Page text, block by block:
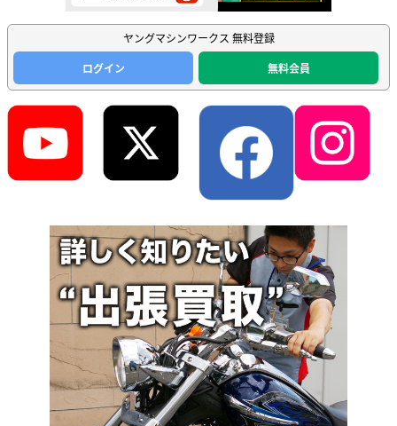
ヤングマシンワークス 無料登録
ログイン
無料会員